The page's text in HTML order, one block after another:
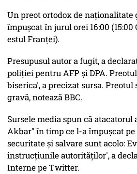
Un preot ortodox de naţionalitate
împuşcat în jurul orei 16:00
estul Franţei).
Presupusul autor a fugit, a
poliţiei pentru AFP şi DPA.
biserica', a precizat sursa. Preotul
gravă, notează BBC.
Sursele media spun că
Akbar" în timp ce l-a împușcat
securitate şi salvare sunt acolo:
instrucţiunile autorităţilor', a
Interne pe Twitter.